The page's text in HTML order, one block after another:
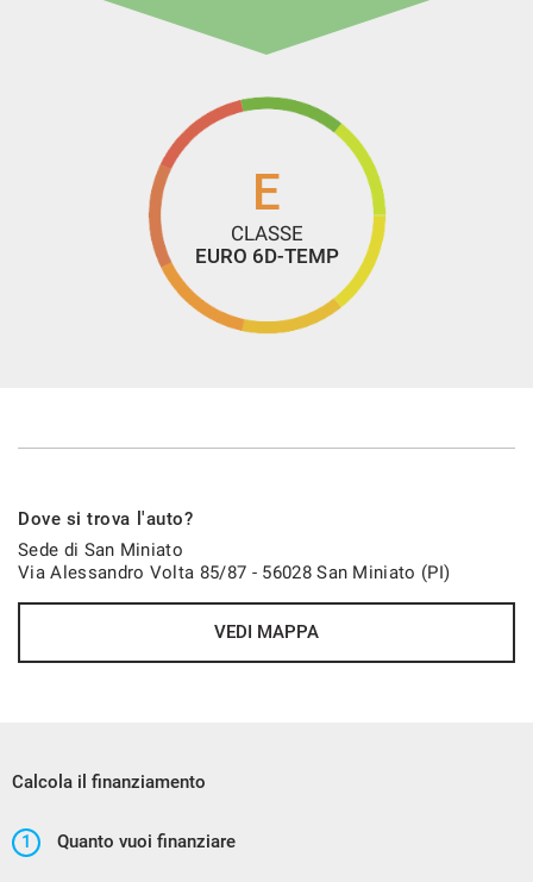
E
CLASSE
EURO 6D-TEMP
Dove si trova l'auto?
Sede di San Miniato
Via Alessandro Volta 85/87 - 56028 San Miniato (PI)
VEDI MAPPA
Calcola il finanziamento
1 Quanto vuoi finanziare